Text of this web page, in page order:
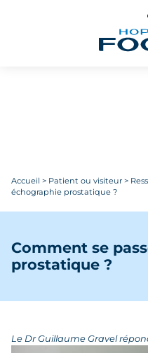
Accueil > Patient ou visiteur >
échographie prostatique ?
Comment se
prostatique ?
Le Dr Guillaume Gravel